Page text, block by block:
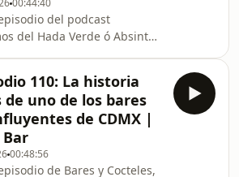
su icónico &quot;Popurrí
(con ese toque de
de Moncayo), los miedos
00:44:40
del podcast
del Hada Verde ó Absinth ,
por Picasso,
y soldados por su chispa
valentía. También
los mitos más famosos,
enloquece ni ciega.
su lado afrodisíaco
sentidos, te pone
110: La historia
uno de los bares
de CDMX |
00:48:56
de Bares y Cocteles,